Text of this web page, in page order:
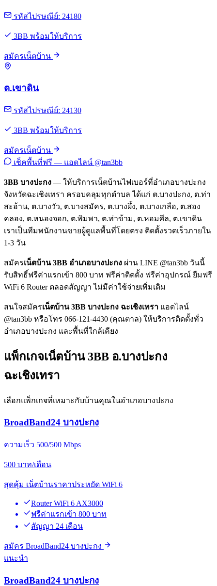
รหัสไปรษณีย์: 24180
3BB พร้อมให้บริการ
สมัครเน็ตบ้าน
ต.เขาดิน
รหัสไปรษณีย์: 24130
3BB พร้อมให้บริการ
สมัครเน็ตบ้าน
เช็คพื้นที่ฟรี — แอดไลน์ @tan3bb
3BB บางปะกง — ให้บริการเน็ตบ้านไฟเบอร์ที่อำเภอบางปะกง
จังหวัดฉะเชิงเทรา ครอบคลุมทุกตำบล ได้แก่ ต.บางปะกง, ต.ท่า
สะอ้าน, ต.บางวัว, ต.บางสมัคร, ต.บางผึ้ง, ต.บางเกลือ, ต.สอง
คลอง, ต.หนองจอก, ต.พิมพา, ต.ท่าข้าม, ต.หอมศีล, ต.เขาดิน
เราเป็นทีมพนักงานขายผู้ดูแลพื้นที่โดยตรง ติดตั้งรวดเร็วภายใน
1-3 วัน
สมัครเน็ตบ้าน 3BB อำเภอบางปะกง ผ่าน LINE @tan3bb วันนี้
รับสิทธิ์ฟรีค่าแรกเข้า 800 บาท ฟรีค่าติดตั้ง ฟรีค่าอุปกรณ์ ยืมฟรี
WiFi 6 Router ตลอดสัญญา ไม่มีค่าใช้จ่ายเพิ่มเติม
สนใจสมัครเน็ตบ้าน 3BB บางปะกง ฉะเชิงเทรา แอดไลน์
@tan3bb หรือโทร 066-121-4430 (คุณตาล) ให้บริการติดตั้งทั่ว
อำเภอบางปะกง และพื้นที่ใกล้เคียง
แพ็กเกจเน็ตบ้าน 3BB อ.บางปะกง
ฉะเชิงเทรา
เลือกแพ็กเกจที่เหมาะกับบ้านคุณในอำเภอบางปะกง
BroadBand24 บางปะกง
ความเร็ว 500/500 Mbps
500 บาท/เดือน
สุดคุ้ม เน็ตบ้านราคาประหยัด WiFi 6
Router WiFi 6 AX3000
ฟรีค่าแรกเข้า 800 บาท
สัญญา 24 เดือน
สมัคร BroadBand24 บางปะกง
แนะนำ
BroadBand24 บางปะกง